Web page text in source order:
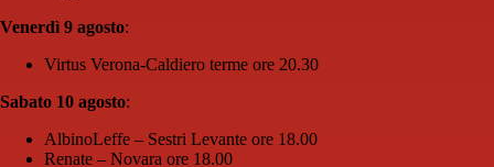
Venerdì 9 agosto:
Virtus Verona-Caldiero terme ore 20.30
Sabato 10 agosto:
AlbinoLeffe – Sestri Levante ore 18.00
Renate – Novara ore 18.00